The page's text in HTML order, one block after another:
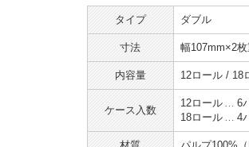
タイプ ダブル
寸法 幅107mm×2
内容量 12ロール / 18
ケース入数
12ロール
6
18ロール
4